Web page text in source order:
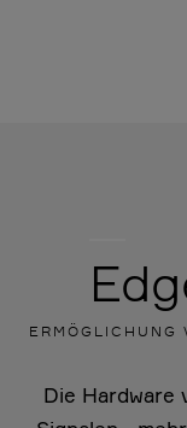
ERMÖGLICHUNG
Die Hardware